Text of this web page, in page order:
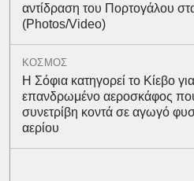
αντίδραση του Πορτογάλου
(Photos/Video)
ΚΟΣΜΟΣ
Η Σόφια κατηγορεί το Κίεβο
επανδρωμένο αεροσκάφος
συνετρίβη κοντά σε αγωγό
αερίου